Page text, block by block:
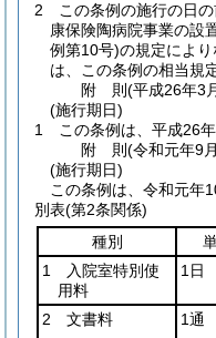
2
この条例の施行の日
康保険陶病院事業の設
例第10号)の規定によ
は、この条例の相当規
附 則(平成26年3
(施行期日)
1
この条例は、平成26
附 則(令和元年9
(施行期日)
この条例は、令和元年
別表(第2条関係)
種別
1 入院室特別使
用料
1日
2 文書料
1通